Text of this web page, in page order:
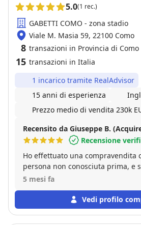
5.0(1 rec.)
GABETTI COMO - zona stadio
Viale M. Masia 59, 22100 Como
8 transazioni in Provincia di Como
15 transazioni in Italia
1 incarico tramite RealAdvisor
15 anni di esperienza
Prezzo medio di vendita 230k
Recensito da Giuseppe B.
Recensione
Ho effettuato una compravendita
persona non conosciuta prima, e
pienamente soddisfatto. Mi ha
"dileguarsi" dopo la firma del
che purtroppo accade sovente.
5 mesi fa
Vedi profilo